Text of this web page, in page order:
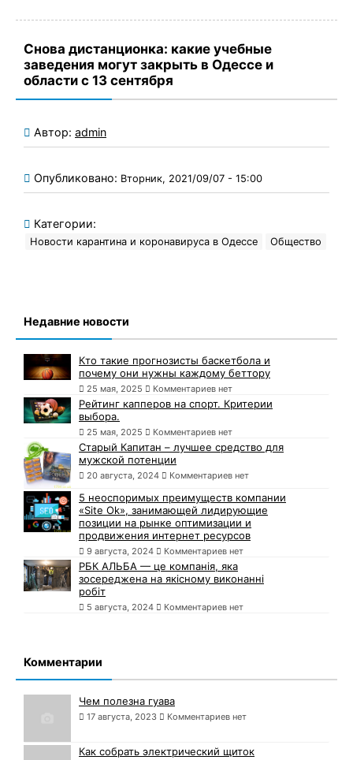
Снова дистанционка: какие учебные
заведения могут закрыть в Одессе и
области с 13 сентября
Автор: admin
Опубликовано: Вторник, 2021/09/07 - 15:00
Категории:
Новости карантина и коронавируса в Одессе Общество
Недавние новости
Кто такие прогнозисты баскетбола и
почему они нужны каждому беттору
25 мая, 2025 Комментариев нет
Рейтинг капперов на спорт. Критерии
выбора.
25 мая, 2025 Комментариев нет
Старый Капитан – лучшее средство для
мужской потенции
20 августа, 2024 Комментариев нет
5 неоспоримых преимуществ компании
«Site Ok», занимающей лидирующие
позиции на рынке оптимизации и
продвижения интернет ресурсов
9 августа, 2024 Комментариев нет
РБК АЛЬБА — це компанія, яка
зосереджена на якісному виконанні
робіт
5 августа, 2024 Комментариев нет
Комментарии
Чем полезна гуава
17 августа, 2023 Комментариев нет
Как собрать электрический щиток